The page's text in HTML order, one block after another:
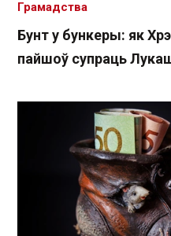
Бунт у бункеры: як
пайшоў супраць
Грамадства